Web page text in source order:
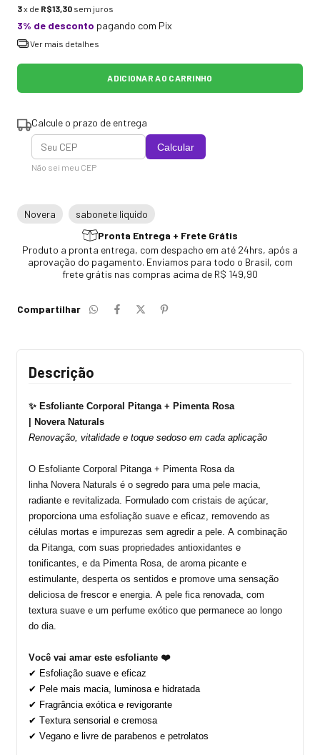
3x de R$13,30 sem juros
3% de desconto pagando com Pix
Ver mais detalhes
Calcule o prazo de entrega
Calcular
Não sei meu CEP
Novera
sabonete liquido
Pronta Entrega + Frete Grátis
Produto a pronta entrega, com despacho em até 24hrs, após a
aprovação do pagamento. Enviamos para todo o Brasil, com
frete grátis nas compras acima de R$ 149,90
Compartilhar
Descrição
✨ Esfoliante Corporal Pitanga + Pimenta Rosa
Novera Naturals
Renovação, vitalidade e toque sedoso em cada aplicação
O Esfoliante Corporal Pitanga + Pimenta Rosa da
linha Novera Naturals é o segredo para uma pele macia,
radiante e revitalizada. Formulado com cristais de açúcar,
proporciona uma esfoliação suave e eficaz, removendo as
células mortas e impurezas sem agredir a pele. A combinação
da Pitanga , com suas propriedades antioxidantes e
tonificantes, e da Pimenta Rosa , de aroma picante e
estimulante, desperta os sentidos e promove uma sensação
deliciosa de frescor e energia. A pele fica renovada, com
textura suave e um perfume exótico que permanece ao longo
do dia.
Você vai amar este esfoliante ❤️
✔ Esfoliação suave e eficaz
✔ Pele mais macia, luminosa e hidratada
✔ Fragrância exótica e revigorante
✔ Textura sensorial e cremosa
✔ Vegano e livre de parabenos e petrolatos